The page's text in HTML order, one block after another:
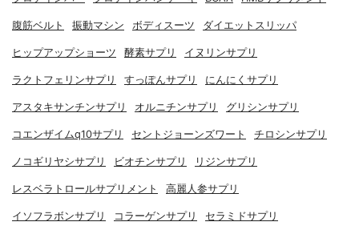
腹筋ベルト 振動マシン ボディスーツ ダイエットスリッパ
ヒップアップショーツ 酵素サプリ イヌリンサプリ
ラクトフェリンサプリ すっぽんサプリ にんにくサプリ
アスタキサンチンサプリ オルニチンサプリ グリシンサプリ
コエンザイムq10サプリ セントジョーンズワート チロシンサプリ
ノコギリヤシサプリ ビオチンサプリ リジンサプリ
レスベラトロールサプリメント 高麗人参サプリ
イソフラボンサプリ コラーゲンサプリ セラミドサプリ